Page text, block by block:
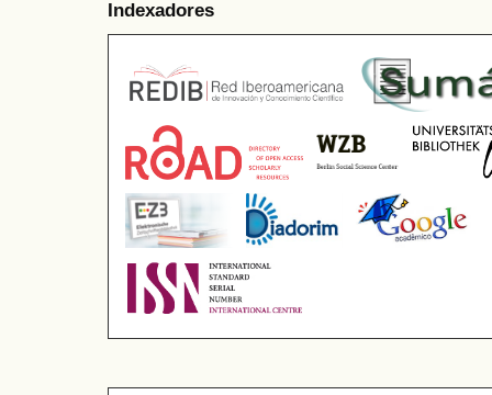
Indexadores